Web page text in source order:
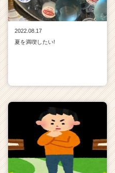
2022.08.17
夏を満喫したい!